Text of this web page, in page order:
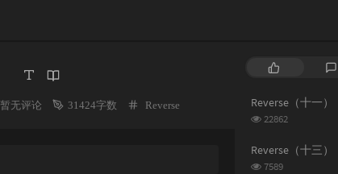
暂无评论 31424字数
分
Reverse
文
章
Reverse（十一）
浏
次
22862
Reverse（十三）
浏
7589